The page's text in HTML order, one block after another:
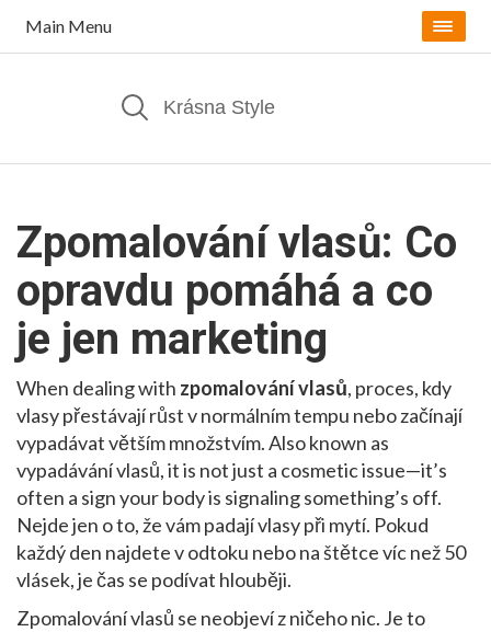
Main Menu
Zpomalování vlasů: Co
opravdu pomáhá a co
je jen marketing
When dealing with zpomalování vlasů, proces, kdy
vlasy přestávají růst v normálním tempu nebo začínají
vypadávat větším množstvím. Also known as
vypadávání vlasů, it is not just a cosmetic issue—it’s
often a sign your body is signaling something’s off.
Nejde jen o to, že vám padají vlasy při mytí. Pokud
každý den najdete v odtoku nebo na štětce víc než 50
vlásek, je čas se podívat hlouběji.
Zpomalování vlasů se neobjeví z ničeho nic. Je to